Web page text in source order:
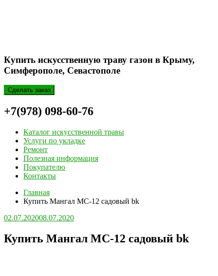
Купить искусственную траву газон в Крыму,
Симферополе, Севастополе
Сделать заказ
+7(978) 098-60-76
Каталог искусственной травы
Услуги по укладке
Ремонт
Полезная информация
Покупателю
Контакты
Главная
Купить Мангал МС-12 садовый bk
02.07.202008.07.2020
Купить Мангал МС-12 садовый bk